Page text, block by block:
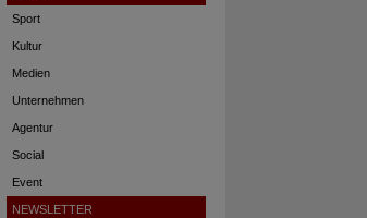
Sport
Kultur
Medien
Unternehmen
Agentur
Social
Event
NEWSLETTER